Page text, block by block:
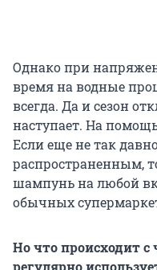
Однако при
время на водные
всегда. Да и сезон
наступает. На
Если еще не так
распространенным,
шампунь на любой
обычных
Но что происходит
регулярно